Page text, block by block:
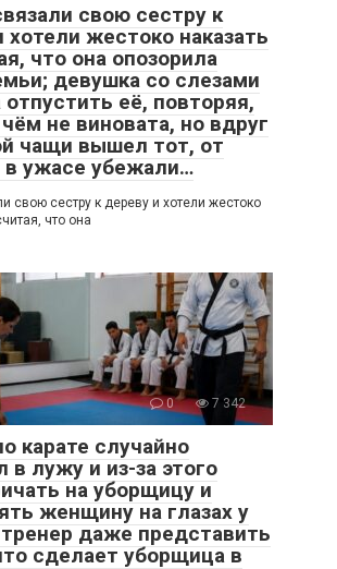
свою сестру к
хотели жестоко наказать
что она опозорила
девушка со слезами
её, повторяя,
не виновата, но вдруг
чащи вышел тот, от
в ужасе убежали…
свою сестру к дереву и хотели жестоко
что она
0 7 342
карате случайно
в лужу и из-за этого
на уборщицу и
женщину на глазах у
даже представить
сделает уборщица в